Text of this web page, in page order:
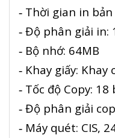
- Thời gian in
- Độ phân giải in:
- Bộ nhớ: 64MB
- Khay giấy:
- Tốc độ Copy:
- Độ phân giải
- Máy quét: CIS,